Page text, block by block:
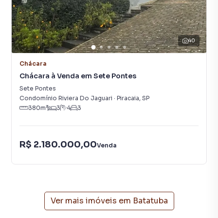
acolhedora e quartos espaçosos, garante conforto e
praticidade. A cozinha com fogão a lenha proporciona um
toque rústico e autêntico às suas refeições. Além disso, a
piscina e a casa na árvore são ótimas para o lazer em
família.
Venha conhecer esta chácara e se encantar com a vida no
campo! 🌿
#Oportunidade #ImóveisRurais #Simplicidade #Lazer
Entre em contato com nossa equipe pelo telefone (11)
40
Chácara
Chácara à Venda em Sete Pontes
Sete Pontes
Condomínio Riviera Do Jaguari · Piracaia, SP
380m² 3 4 3
R$ 2.180.000,00Venda
Ver mais imóveis em Batatuba